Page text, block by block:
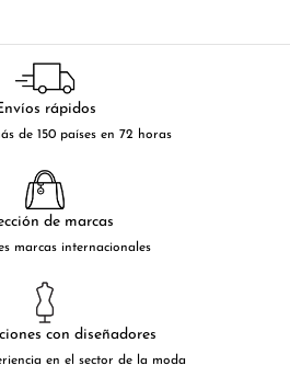
rápidos
de 150 países en 72 horas
de marcas
marcas internacionales
con diseñadores
en el sector de la moda